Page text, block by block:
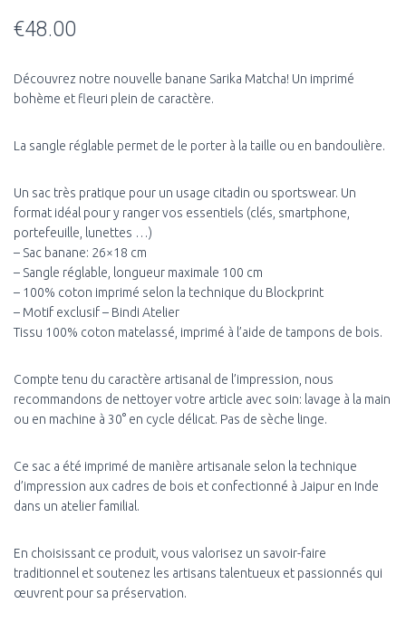
€48.00
Découvrez notre nouvelle banane Sarika Matcha! Un imprimé
bohème et fleuri plein de caractère.
La sangle réglable permet de le porter à la taille ou en bandoulière.
Un sac très pratique pour un usage citadin ou sportswear. Un
format idéal pour y ranger vos essentiels (clés, smartphone,
portefeuille, lunettes …)
– Sac banane: 26×18 cm
– Sangle réglable, longueur maximale 100 cm
– 100% coton imprimé selon la technique du Blockprint
– Motif exclusif – Bindi Atelier
Tissu 100% coton matelassé, imprimé à l’aide de tampons de bois.
Compte tenu du caractère artisanal de l’impression, nous
recommandons de nettoyer votre article avec soin: lavage à la main
ou en machine à 30° en cycle délicat. Pas de sèche linge.
Ce sac a été imprimé de manière artisanale selon la technique
d’impression aux cadres de bois et confectionné à Jaipur en Inde
dans un atelier familial.
En choisissant ce produit, vous valorisez un savoir-faire
traditionnel et soutenez les artisans talentueux et passionnés qui
œuvrent pour sa préservation.